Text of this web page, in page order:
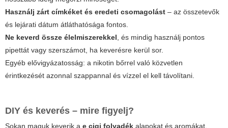
Használj zárt címkéket és eredeti csomagolást – az összetevők
és lejárati dátum átláthatósága fontos.
Ne keverd össze élelmiszerekkel, és mindig használj pontos
pipettát vagy szerszámot, ha keverésre kerül sor.
Egyéb elővigyázatosság: a nikotin bőrrel való közvetlen
érintkezését azonnal szappannal és vízzel el kell távolítani.
DIY és keverés – mire figyelj?
Sokan maguk keverik a e cigi folyadék alapokat és aromákat,